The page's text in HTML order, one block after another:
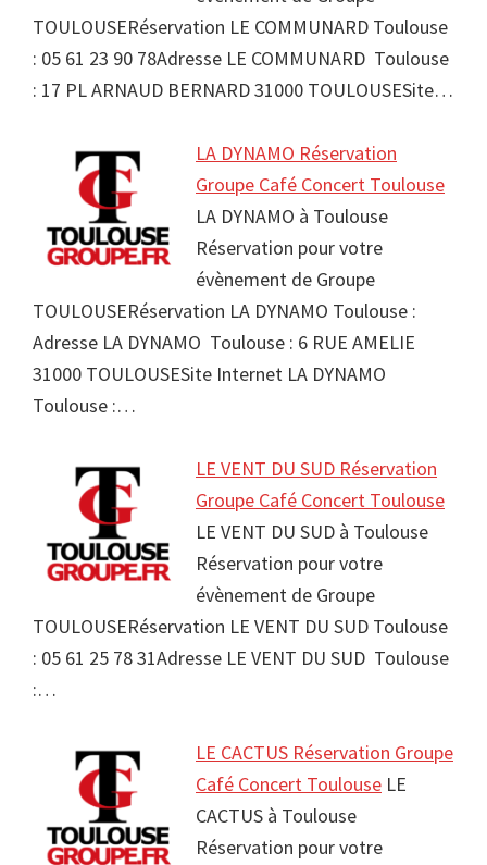
TOULOUSERéservation LE COMMUNARD Toulouse
: 05 61 23 90 78Adresse LE COMMUNARD Toulouse
: 17 PL ARNAUD BERNARD 31000 TOULOUSESite…
LA DYNAMO Réservation
Groupe Café Concert Toulouse
LA DYNAMO à Toulouse
Réservation pour votre
évènement de Groupe
TOULOUSERéservation LA DYNAMO Toulouse :
Adresse LA DYNAMO Toulouse : 6 RUE AMELIE
31000 TOULOUSESite Internet LA DYNAMO
Toulouse :…
LE VENT DU SUD Réservation
Groupe Café Concert Toulouse
LE VENT DU SUD à Toulouse
Réservation pour votre
évènement de Groupe
TOULOUSERéservation LE VENT DU SUD Toulouse
: 05 61 25 78 31Adresse LE VENT DU SUD Toulouse
:…
LE CACTUS Réservation Groupe
Café Concert Toulouse LE
CACTUS à Toulouse
Réservation pour votre